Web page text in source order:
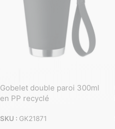
Gobelet double paroi 300ml
en PP recyclé
SKU : GK21871